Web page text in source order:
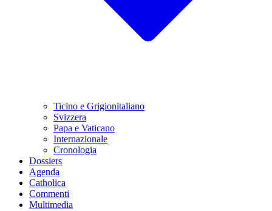
Ticino e Grigionitaliano
Svizzera
Papa e Vaticano
Internazionale
Cronologia
Dossiers
Agenda
Catholica
Commenti
Multimedia